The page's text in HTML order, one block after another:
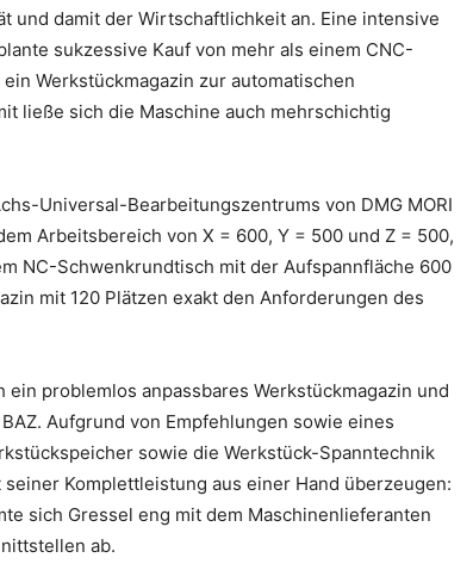
und damit der Wirtschaftlichkeit an. Eine intensive
sukzessive Kauf von mehr als einem CNC-
Werkstückmagazin zur automatischen
ließe sich die Maschine auch mehrschichtig
Universal-Bearbeitungszentrums von DMG MORI
Arbeitsbereich von X = 600, Y = 500 und Z = 500,
NC-Schwenkrundtisch mit der Aufspannfläche 600
mit 120 Plätzen exakt den Anforderungen des
problemlos anpassbares Werkstückmagazin und
Aufgrund von Empfehlungen sowie eines
sowie die Werkstück-Spanntechnik
Komplettleistung aus einer Hand überzeugen:
sich Gressel eng mit dem Maschinenlieferanten
ab.